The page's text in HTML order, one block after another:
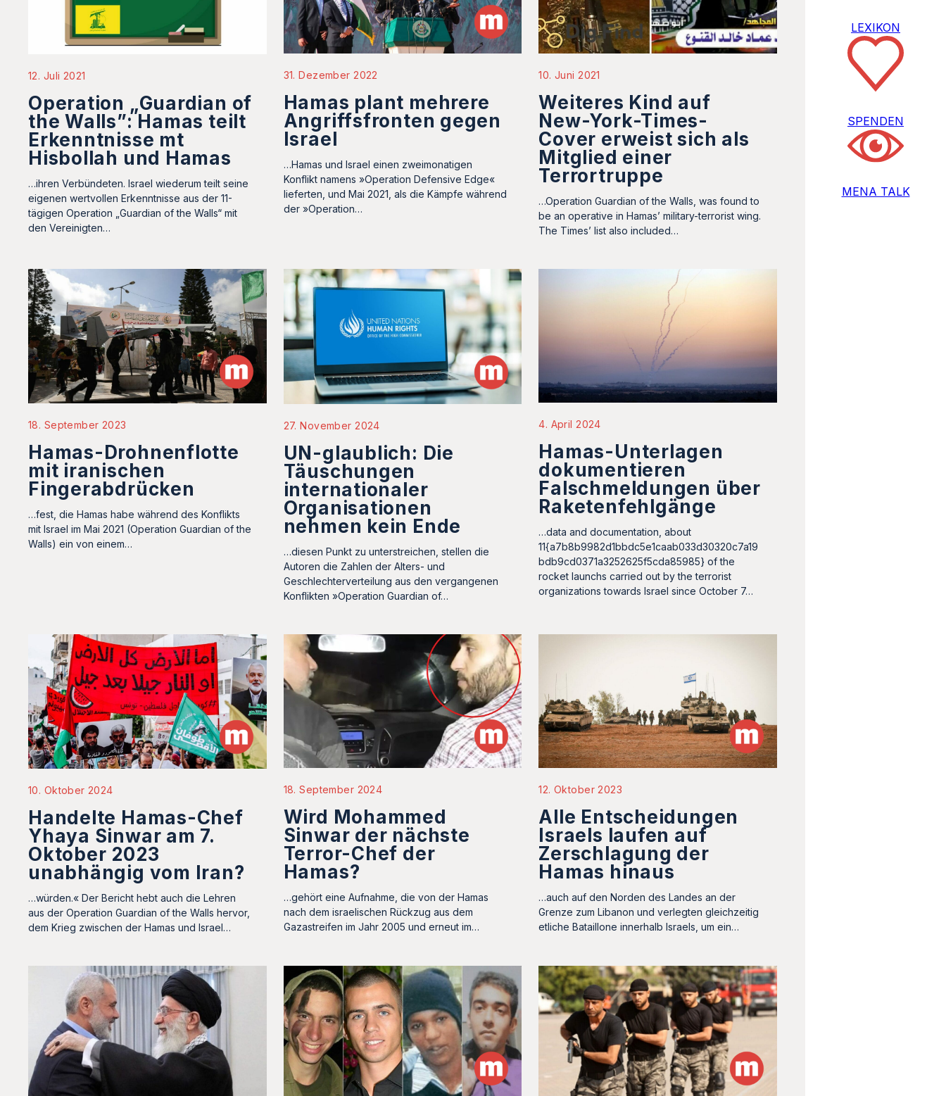
12. Juli 2021
Operation „Guardian of
the Walls”: Hamas teilt
Erkenntnisse mt
Hisbollah und Hamas
…ihren Verbündeten. Israel wiederum teilt seine
eigenen wertvollen Erkenntnisse aus der 11-
tägigen Operation „Guardian of the Walls“ mit
den Vereinigten…
31. Dezember 2022
Hamas plant mehrere
Angriffsfronten gegen
Israel
…Hamas und Israel einen zweimonatigen
Konflikt namens »Operation Defensive Edge«
lieferten, und Mai 2021, als die Kämpfe während
der »Operation…
10. Juni 2021
Weiteres Kind auf
New-York-Times-
Cover erweist sich als
Mitglied einer
Terrortruppe
…Operation Guardian of the Walls, was found to
be an operative in Hamas’ military-terrorist wing.
The Times’ list also included…
18. September 2023
Hamas-Drohnenflotte
mit iranischen
Fingerabdrücken
…fest, die Hamas habe während des Konflikts
mit Israel im Mai 2021 (Operation Guardian of the
Walls) ein von einem…
27. November 2024
UN-glaublich: Die
Täuschungen
internationaler
Organisationen
nehmen kein Ende
…diesen Punkt zu unterstreichen, stellen die
Autoren die Zahlen der Alters- und
Geschlechterverteilung aus den vergangenen
Konflikten »Operation Guardian of…
4. April 2024
Hamas-Unterlagen
dokumentieren
Falschmeldungen über
Raketenfehlgänge
…data and documentation, about
11{a7b8b9982d1bbdc5e1caab033d30320c7a19
bdb9cd0371a3252625f5cda85985} of the
rocket launchs carried out by the terrorist
organizations towards Israel since October 7…
10. Oktober 2024
Handelte Hamas-Chef
Yhaya Sinwar am 7.
Oktober 2023
unabhängig vom Iran?
…würden.« Der Bericht hebt auch die Lehren
aus der Operation Guardian of the Walls hervor,
dem Krieg zwischen der Hamas und Israel…
18. September 2024
Wird Mohammed
Sinwar der nächste
Terror-Chef der
Hamas?
…gehört eine Aufnahme, die von der Hamas
nach dem israelischen Rückzug aus dem
Gazastreifen im Jahr 2005 und erneut im…
12. Oktober 2023
Alle Entscheidungen
Israels laufen auf
Zerschlagung der
Hamas hinaus
…auch auf den Norden des Landes an der
Grenze zum Libanon und verlegten gleichzeitig
etliche Bataillone innerhalb Israels, um ein…
LEXIKON
SPENDEN
MENA TALK